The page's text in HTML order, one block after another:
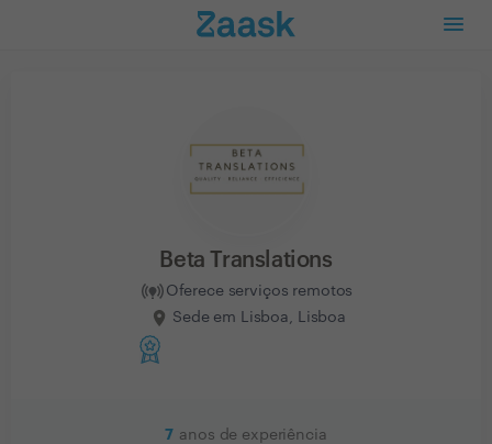
Beta Translations
Oferece serviços remotos
Sede em Lisboa, Lisboa
7 anos de experiência